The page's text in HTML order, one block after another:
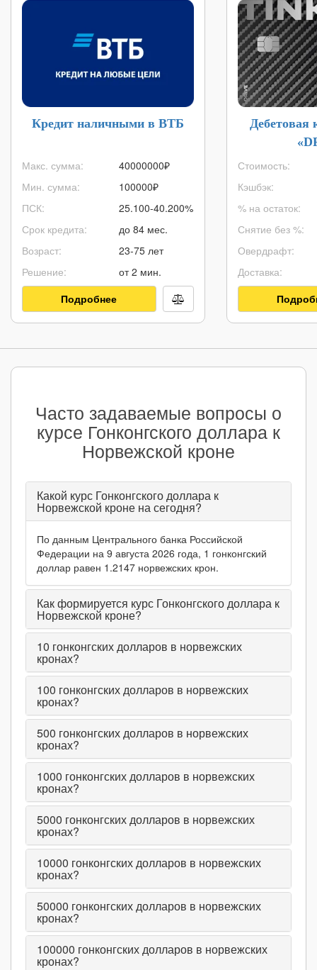
Кредит наличными в ВТБ
Макс. сумма:
Мин. сумма:
ПСК:
Срок кредита:
Возраст:
Решение:
40000000₽
100000₽
25.100-40.200%
до 84 мес.
23-75 лет
от 2 мин.
Подробнее
Дебетовая
Стоимость:
Кэшбэк:
% на остаток:
Снятие без %:
Овердрафт:
Доставка:
Часто задаваемые вопросы о
курсе Гонконгского доллара к
Норвежской кроне
Какой курс Гонконгского доллара к
Норвежской кроне на сегодня?
По данным Центрального банка Российской
Федерации на 9 августа 2026 года, 1 гонконгский
доллар равен 1.2147 норвежских крон.
Как формируется курс Гонконгского доллара к
Норвежской кроне?
10 гонконгских долларов в норвежских
кронах?
100 гонконгских долларов в норвежских
кронах?
500 гонконгских долларов в норвежских
кронах?
1000 гонконгских долларов в норвежских
кронах?
5000 гонконгских долларов в норвежских
кронах?
10000 гонконгских долларов в норвежских
кронах?
50000 гонконгских долларов в норвежских
кронах?
100000 гонконгских долларов в норвежских
кронах?